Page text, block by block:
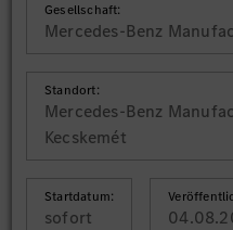
Gesellschaft:
Mercedes-Benz
Standort:
Mercedes-Benz
Kecskemét
Startdatum:
sofort